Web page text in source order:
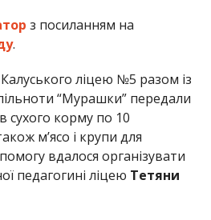
з посиланням на
.
ліцею №5 разом із
“Мурашки” передали
сухого корму по 10
м’ясо і крупи для
вдалося організувати
педагогині ліцею Тетяни